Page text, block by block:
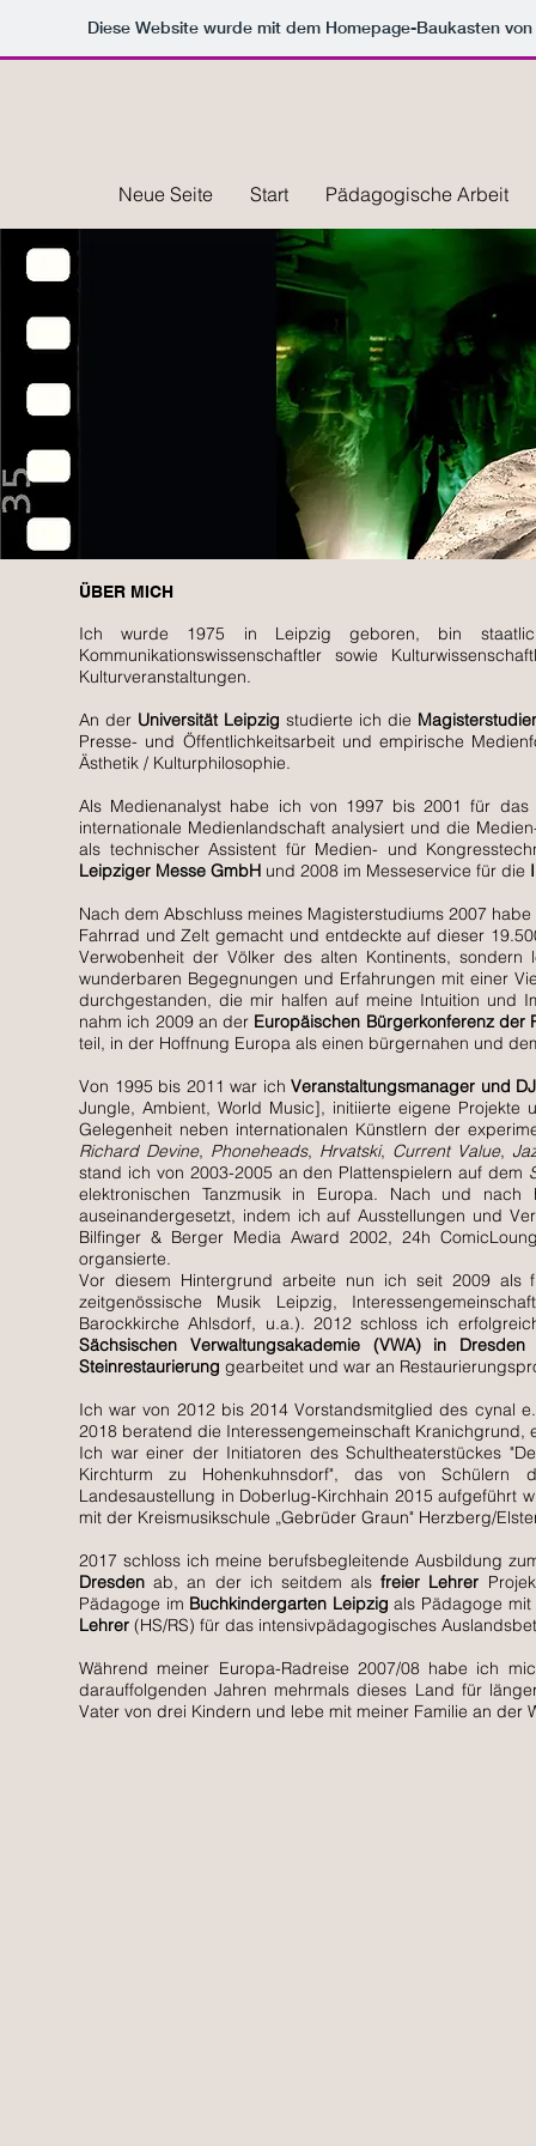
Diese Website wurde mit dem Homepage-Baukasten von
Neue Seite Start Pädagogische Arbeit
ÜBER MICH
Ich wurde 1975 in Leipzig geboren, bin staatlich
Kommunikationswissenschaftler sowie
Kulturveranstaltungen.
An der Universität Leipzig studierte ich die
Presse- und Öffentlichkeitsarbeit und empirische
Ästhetik / Kulturphilosophie.
Als Medienanalyst habe ich von 1997 bis 2001 für das
internationale Medienlandschaft analysiert und die
als technischer Assistent für Medien- und
Leipziger Messe GmbH und 2008 im Messeservice für die
Nach dem Abschluss meines Magisterstudiums 2007
Fahrrad und Zelt gemacht und entdeckte auf dieser
Verwobenheit der Völker des alten Kontinents,
wunderbaren Begegnungen und Erfahrungen mit einer
durchgestanden, die mir halfen auf meine Intuition und
nahm ich 2009 an der Europäischen Bürgerkonferenz der
teil, in der Hoffnung Europa als einen bürgernahen und
Von 1995 bis 2011 war ich Veranstaltungsmanager und DJ
Jungle, Ambient, World Music], initiierte eigene
Gelegenheit neben internationalen Künstlern der
Richard Devine, Phoneheads, Hrvatski, Current Value,
stand ich von 2003-2005 an den Plattenspielern auf dem
elektronischen Tanzmusik in Europa. Nach und
auseinandergesetzt, indem ich auf Ausstellungen und
Bilfinger & Berger Media Award 2002, 24h
organsierte.
Vor diesem Hintergrund arbeite nun ich seit 2009 als
zeitgenössische Musik Leipzig,
Barockkirche Ahlsdorf, u.a.). 2012 schloss ich
Sächsischen Verwaltungsakademie (VWA) in
Steinrestaurierung gearbeitet und war an
Ich war von 2012 bis 2014 Vorstandsmitglied des cynal
2018 beratend die Interessengemeinschaft Kranichgrund,
Ich war einer der Initiatoren des Schultheaterstückes
Kirchturm zu Hohenkuhnsdorf", das von Schülern
Landesaustellung in Doberlug-Kirchhain 2015 aufgeführt
mit der Kreismusikschule „Gebrüder Graun" Herzberg/
2017 schloss ich meine berufsbegleitende Ausbildung
Dresden ab, an der ich seitdem alsfreier Lehrer
Pädagoge im Buchkindergarten Leipzig als Pädagoge
Lehrer (HS/RS) für das intensivpädagogisches
Während meiner Europa-Radreise 2007/08 habe ich
darauffolgenden Jahren mehrmals dieses Land für
Vater von drei Kindern und lebe mit meiner Familie an der